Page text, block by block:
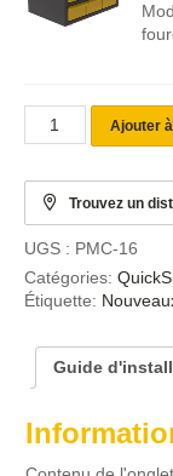
Ajouter
Trouvez un
UGS : PMC-16
Catégories:
Étiquette:
Guide